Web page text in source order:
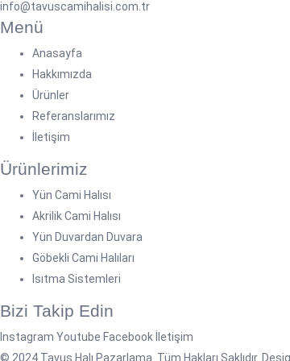
info@tavuscamihalisi.com.tr
Menü
Anasayfa
Hakkımızda
Ürünler
Referanslarımız
İletişim
Ürünlerimiz
Yün Cami Halısı
Akrilik Cami Halısı
Yün Duvardan Duvara
Göbekli Cami Halıları
Isıtma Sistemleri
Bizi Takip Edin
Instagram Youtube Facebookİletişim
© 2024 Tavus Halı Pazarlama. Tüm Hakları Saklıdır.